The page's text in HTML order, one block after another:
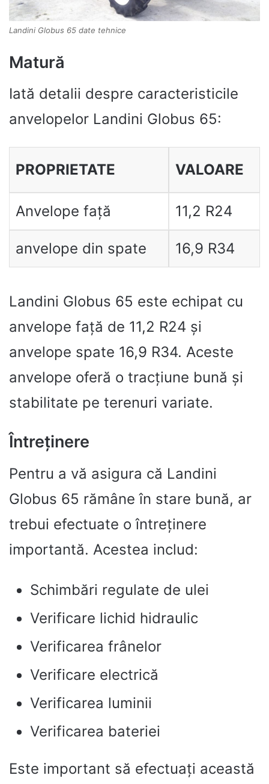
Landini Globus 65 date tehnice
Matură
Iată detalii despre caracteristicile
anvelopelor Landini Globus 65:
PROPRIETATE VALOARE
Anvelope față 11,2 R24
anvelope din spate 16,9 R34
Landini Globus 65 este echipat cu
anvelope față de 11,2 R24 și
anvelope spate 16,9 R34. Aceste
anvelope oferă o tracțiune bună și
stabilitate pe terenuri variate.
Întreținere
Pentru a vă asigura că Landini
Globus 65 rămâne în stare bună, ar
trebui efectuate o întreținere
importantă. Acestea includ:
Schimbări regulate de ulei
Verificare lichid hidraulic
Verificarea frânelor
Verificare electrică
Verificarea luminii
Verificarea bateriei
Este important să efectuați această